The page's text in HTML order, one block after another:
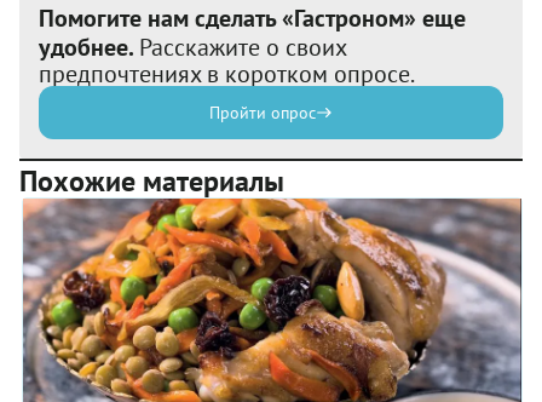
Помогите нам сделать «Гастроном» еще
удобнее. Расскажите о своих
предпочтениях в коротком опросе.
Пройти опрос
Похожие материалы